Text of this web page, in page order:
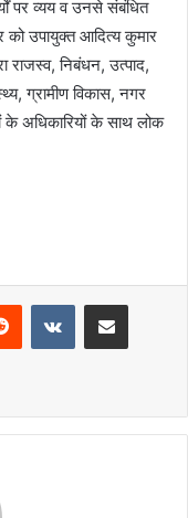
पर व्यय व उनसे संबंधित
उपायुक्त आदित्य कुमार
राजस्व, निबंधन, उत्पाद,
ग्रामीण विकास, नगर
अधिकारियों के साथ लोक
Reddit VKontakteShare via Email